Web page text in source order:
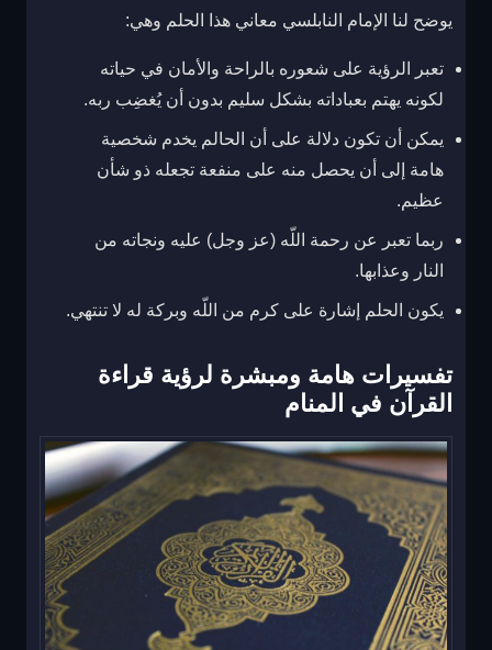
يوضح لنا الإمام النابلسي معاني هذا الحلم وهي:
تعبر الرؤية على شعوره بالراحة والأمان في حياته
لكونه يهتم بعباداته بشكل سليم بدون أن يُغضِب ربه.
يمكن أن تكون دلالة على أن الحالم يخدم شخصية
هامة إلى أن يحصل منه على منفعة تجعله ذو شأن
عظيم.
ربما تعبر عن رحمة اللّه (عز وجل) عليه ونجاته من
النار وعذابها.
يكون الحلم إشارة على كرم من اللّه وبركة له لا تنتهي.
تفسيرات هامة ومبشرة لرؤية قراءة
القرآن في المنام